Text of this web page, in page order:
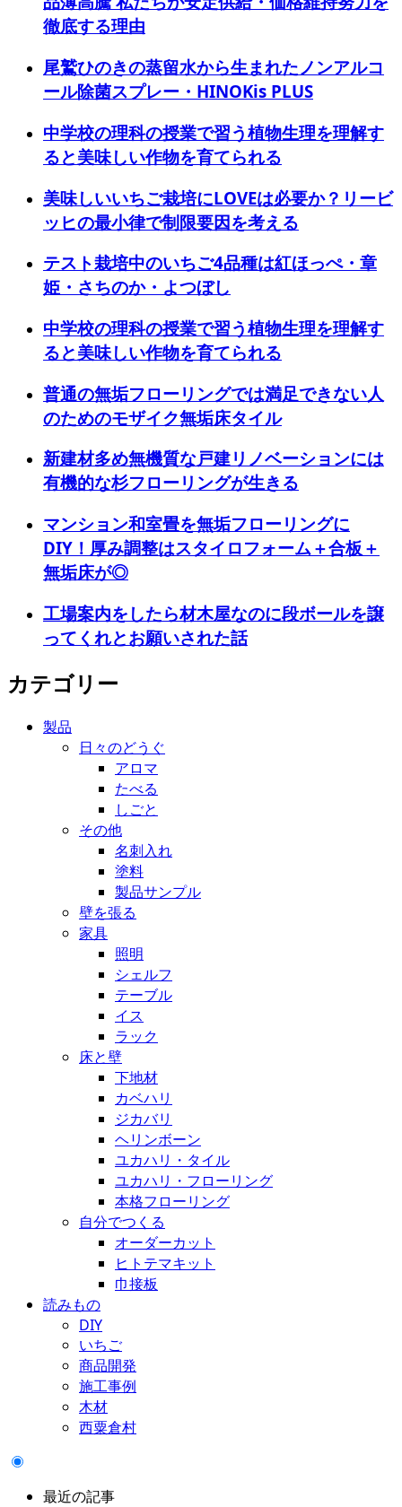
徹底する理由
尾鷲ひのきの蒸留水から生まれたノンアルコ
ール除菌スプレー・HINOKis PLUS
中学校の理科の授業で習う植物生理を理解す
ると美味しい作物を育てられる
美味しいいちご栽培にLOVEは必要か？リービ
ッヒの最小律で制限要因を考える
テスト栽培中のいちご4品種は紅ほっぺ・章
姫・さちのか・よつぼし
中学校の理科の授業で習う植物生理を理解す
ると美味しい作物を育てられる
普通の無垢フローリングでは満足できない人
のためのモザイク無垢床タイル
新建材多め無機質な戸建リノベーションには
有機的な杉フローリングが生きる
マンション和室畳を無垢フローリングに
DIY！厚み調整はスタイロフォーム＋合板＋
無垢床が◎
工場案内をしたら材木屋なのに段ボールを譲
ってくれとお願いされた話
カテゴリー
製品
日々のどうぐ
アロマ
たべる
しごと
その他
名刺入れ
塗料
製品サンプル
壁を張る
家具
照明
シェルフ
テーブル
イス
ラック
床と壁
下地材
カベハリ
ジカバリ
ヘリンボーン
ユカハリ・タイル
ユカハリ・フローリング
本格フローリング
自分でつくる
オーダーカット
ヒトテマキット
巾接板
読みもの
DIY
いちご
商品開発
施工事例
木材
西粟倉村
最近の記事